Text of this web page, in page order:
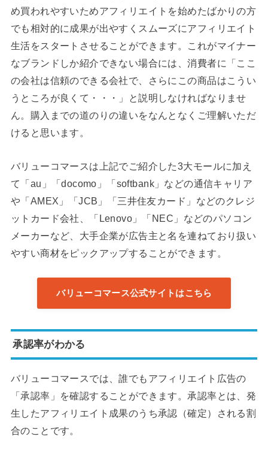
め買われやすいためアフィリエイトを始めたばかりの方
でも相対的に成果が出やすくスムーズにアフィリエイト
生活をスタートさせることができます。これがマイナー
なブランドしか紹介できない場合には、消費者に「ここ
の会社は信頼のできる会社で、さらにこの商品はこうい
うところが良くて・・・」と説明しなければなりませ
ん。購入までの道のりの違いをなんとなくご理解いただ
けると思います。
バリューコマースは上記でご紹介した3大モールに加え
て「au」「docomo」「softbank」などの通信キャリア
や「AMEX」「JCB」「三井住友カード」などのクレジ
ットカード会社、「Lenovo」「NEC」などのパソコン
メーカーなど、大手企業が広告主と名を連ねており扱い
やすい商材をピックアップすることができます。
バリューコマース公式サイトはこちら
承認率がわかる
バリューコマースでは、誰でもアフィリエイト広告の
「承認率」を確認することができます。承認率とは、発
生したアフィリエイト成果のうち承認（確定）される割
合のことです。